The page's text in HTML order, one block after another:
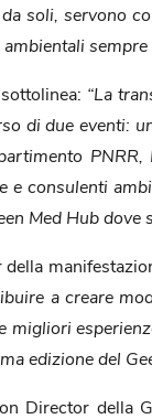
soli, servono
“La
di due eventi:
e consulenti
Med Hub
a creare
migliori
edizione del
Director della